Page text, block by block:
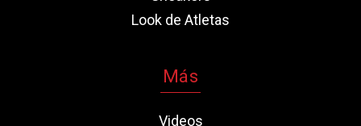
Look de Atletas
Más
Videos